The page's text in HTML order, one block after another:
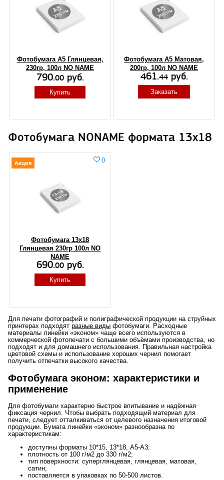
Фотобумага А5 Глянцевая,
230гр, 100л NO NAME
790.00руб.
Купить
Фотобумага А5 Матовая,
200гр, 100л NO NAME
461.44руб.
Заказать
Фотобумага NONAME формата 13x18
Фотобумага 13х18
Глянцевая 230гр 100л NO
NAME
0
Акция
690.00руб.
Купить
Для печати фотографий и полиграфической продукции на струйных
принтерах подходят разные виды фотобумаги. Расходные
материалы линейки «эконом» чаще всего используются в
коммерческой фотопечати с большими объёмами производства, но
подходят и для домашнего использования. Правильная настройка
цветовой схемы и использование хороших чернил помогает
получить отпечатки высокого качества.
Фотобумага эконом: характеристики и
применение
Для фотобумаги характерно быстрое впитывание и надёжная
фиксация чернил. Чтобы выбрать подходящий материал для
печати, следует отталкиваться от целевого назначения итоговой
продукции. Бумага линейки «эконом» разнообразна по
характеристикам:
доступны форматы 10*15, 13*18, А5-А3;
плотность от 100 г/м2 до 330 г/м2;
тип поверхности: суперглянцевая, глянцевая, матовая,
сатин;
поставляется в упаковках по 50-500 листов.